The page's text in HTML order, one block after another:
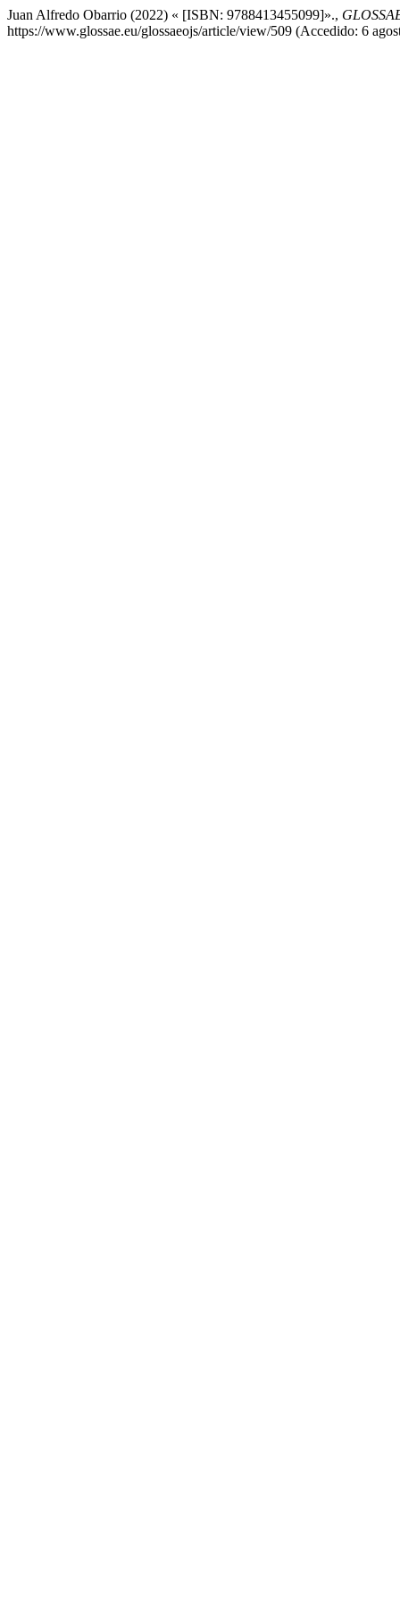
Juan Alfredo Obarrio (2022) « [ISBN: 9788413455099]».,
https://www.glossae.eu/glossaeojs/article/view/509 (Accedido: 6